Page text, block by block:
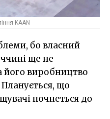
KAAN
бо власний
ще не
його виробництво
Планується, що
почнеться до